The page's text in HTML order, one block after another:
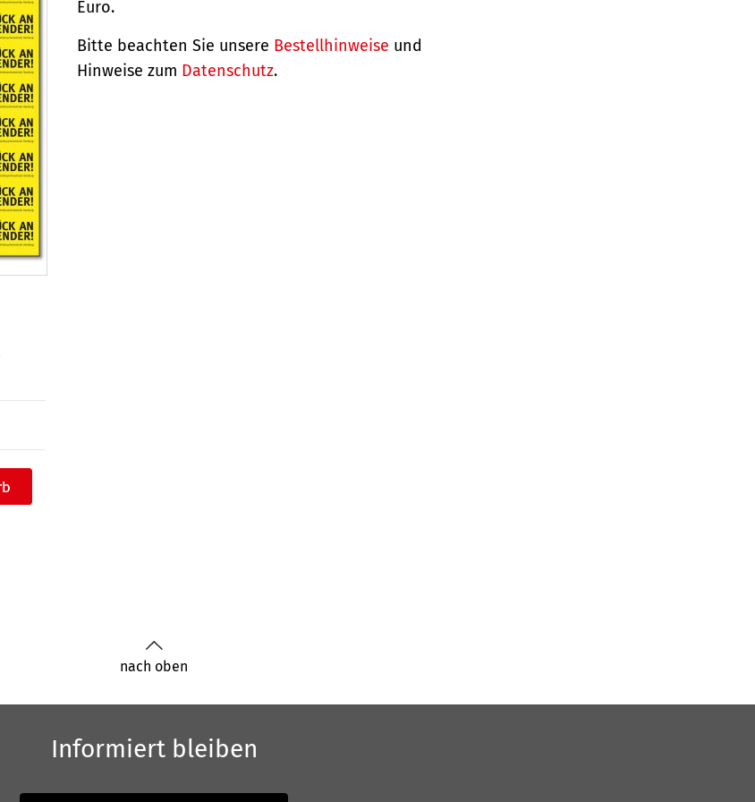
Euro.
Bitte beachten Sie unsere Bestellhinweise und
Hinweise zum Datenschutz.
nach oben
Informiert bleiben